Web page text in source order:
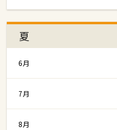
夏
6月
7月
8月